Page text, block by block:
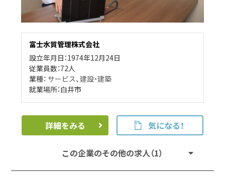
富士水質管理株式会社
設立年月日：1974年12月24日
従業員数：72人
業種： サービス、建設・建築
就業場所：白井市
詳細をみる 気になる！
この企業のその他の求人（1）